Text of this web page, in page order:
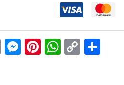
EmailMessenger
Pinterest
Copy